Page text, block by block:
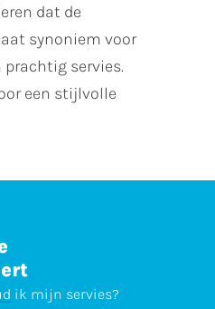
dat de
synoniem voor
servies.
een stijlvolle
ik mijn servies?